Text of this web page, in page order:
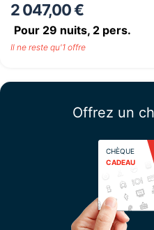
2 047,00 €
Pour 29 nuits, 2 pers.
Il ne reste qu'1 offre
Offrez un
CHÈQUE
CADEAU